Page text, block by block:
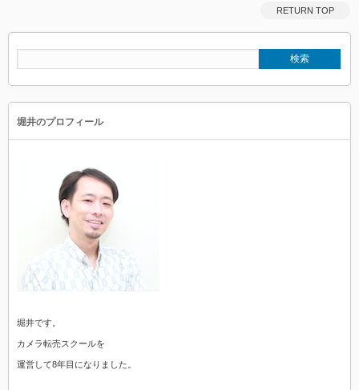
RETURN TOP
堀井のプロフィール
堀井です。
カメラ転売スクールを
運営して8年目になりました。